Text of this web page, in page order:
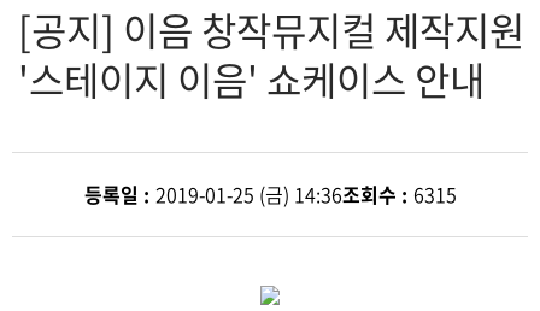
[공지] 이음 창작뮤지컬 제작지원
'스테이지 이음' 쇼케이스 안내
등록일 : 2019-01-25 (금) 14:36조회수 : 6315